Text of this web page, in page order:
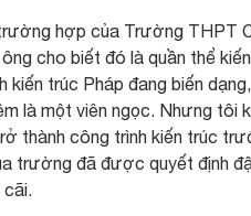
hợp của Trường THPT
cho biết đó là quần thể
trúc Pháp đang biến
là một viên ngọc. Nhưng tôi
thành công trình kiến trúc
trường đã được quyết định
cãi.